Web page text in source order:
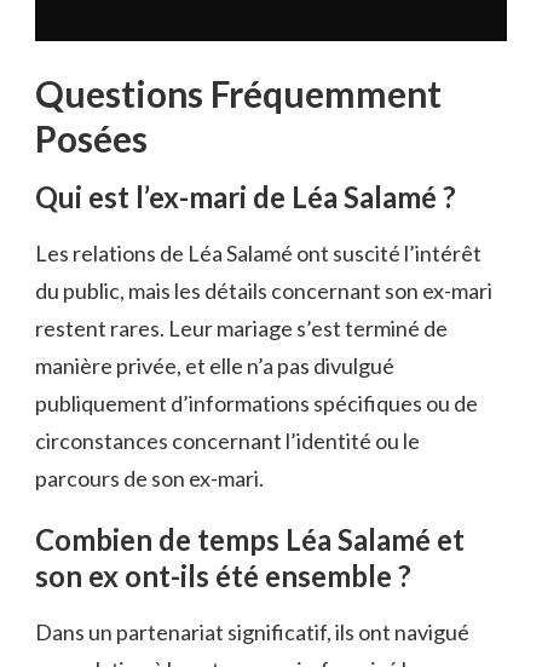
Questions Fréquemment
Posées
Qui est l’ex-mari de Léa Salamé ?
Les relations de Léa Salamé ont suscité l’intérêt
du public, mais les détails concernant son ex-mari
restent rares. Leur mariage s’est terminé de
manière privée, et elle n’a pas divulgué
publiquement d’informations spécifiques ou de
circonstances concernant l’identité ou le
parcours de son ex-mari.
Combien de temps Léa Salamé et
son ex ont-ils été ensemble ?
Dans un partenariat significatif, ils ont navigué